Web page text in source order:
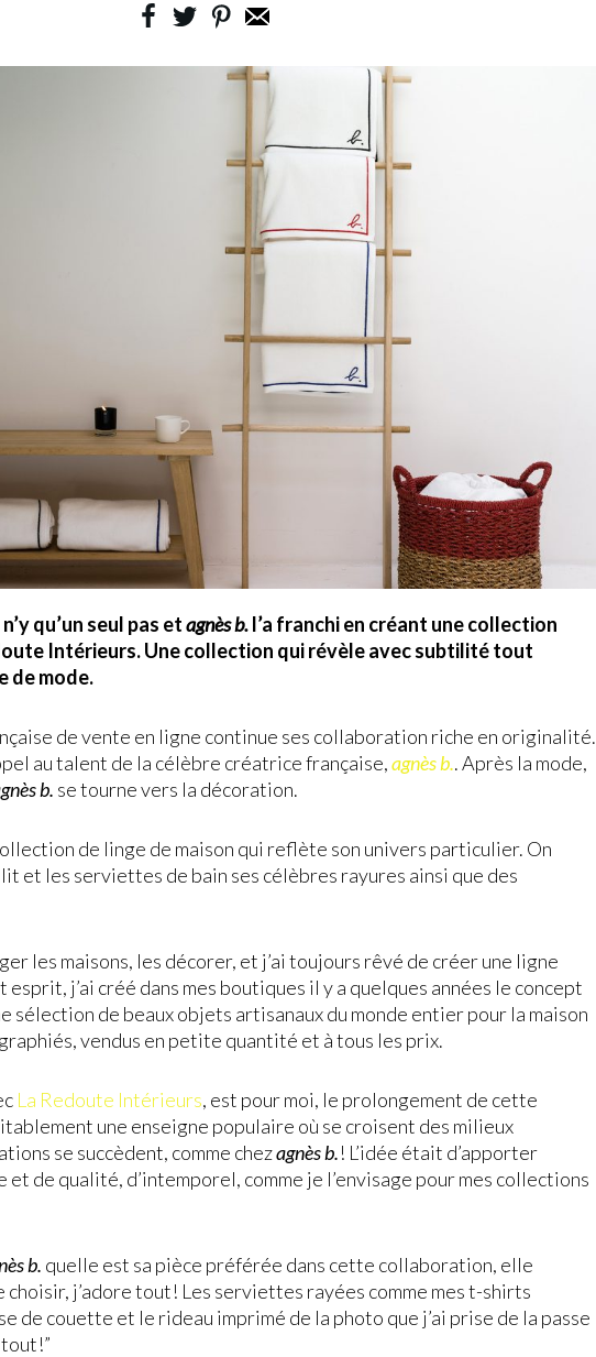
qu’un seul pas etagnès b.l’a franchi en créant une collection
Intérieurs. Une collection qui révèle avec subtilité tout
de mode.
de vente en ligne continue ses collaboration riche en originalité.
au talent de la célèbre créatrice française,agnès b.. Après la mode,
b. se tourne vers la décoration.
de linge de maison qui reflète son univers particulier. On
et les serviettes de bain ses célèbres rayures ainsi que des
les maisons, les décorer, et j’ai toujours rêvé de créer une ligne
esprit, j’ai créé dans mes boutiques il y a quelques années le concept
sélection de beaux objets artisanaux du monde entier pour la maison
vendus en petite quantité et à tous les prix.
La Redoute Intérieurs, est pour moi, le prolongement de cette
une enseigne populaire où se croisent des milieux
se succèdent, comme chezagnès b.! L’idée était d’apporter
et de qualité, d’intemporel, comme je l’envisage pour mes collections
b. quelle est sa pièce préférée dans cette collaboration, elle
choisir, j’adore tout! Les serviettes rayées comme mes t-shirts
de couette et le rideau imprimé de la photo que j’ai prise de la passe